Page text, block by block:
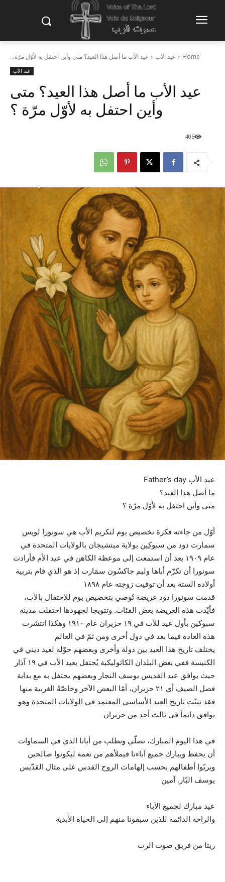
Home عيد الأب عيد الأب ما أصل هذا العيد؟ متى وأين احتفل به لأوّل مرّة...
عيد الأب
عيد الأب ما أصل هذا العيد؟ متى
وأين احتفل به لأوّل مرّة ؟
405
عيد الأب Father’s day
ما أصل هذا العيد؟
متى وأين احتفل به لأوّل مرّة ؟
أوّل من جاءته فكرة تخصيص يوم لتكريم الأب هي سونورا لويس
سمارت دود من سبوكِين بولاية ميتشيجان بالولايات المتحدة في
عام ١٩٠٩ بعد أن استمعت إلى موعظة الكاهن في عيد الأم فأرادت
سونورا أن تكرّم أباها وليم جاكسُون سمَارت إذ هو الذي قام بتربية
أولاده الستة بعد أن توفيت زوجته عام ١٨٩٨
قدمت سونورا دود عريضة تُوصي بتخصيص يوم للإحتفال بالأب،
فأيّدت هذه العريضة بعض الفئات. وتتويجا لجهودها احتفلت مدينة
سبوكين بأول عيد للأب في ١٩ حزيران عام ١٩١٠ وهكذا انتشرت
هذه العادة فيما بعد في دول أخرى ومن ثمّ في العالم
يختلف تاريخ هذا العيد بين دولة وأخرى وبعضهم حوّله لعيد ديني في
الكنيسة ففي بعض البلدان الكاثوليكية يُحتفل بعيد الأب في ١٩ آذار
حيث يوافق عيد القديس يوسف النجار وبعضهم يحتفل به مع بداية
فصل الصيف أي ٢١ حزيران، أمّا البعض الآخر وخاصّةً الغربية منها
فقد تبنّت تاريخ العيد الأساسي المعتمد في الولايات المتحدة وهو
يوافق دائماً في ثالث أحد من حزيران
في هذا اليوم المبارك، نصلّي ونطلب من أبانا الذي في السماوات
أن يحفظ ويبارك جميع آباءنا فيملأهم من نعمه ليكونوا صالحين
ويربّوا أطفالهم بحسب إلهامات الروح القدس على مثال القدّيس
يوسف البّار. آمين
عيد مبارك لجميع الآباء
والراحة الدائمة للذين سبقونا منهم إلى الحياة الأبدية
ريتا من فريق صوت الرب